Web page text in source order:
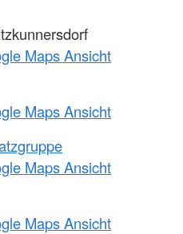
Maps Ansicht
Maps Ansicht
Maps Ansicht
Maps Ansicht